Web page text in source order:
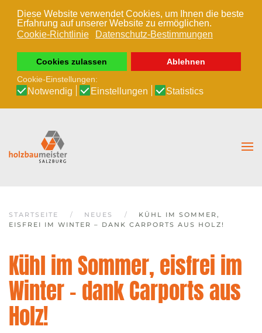
Diese Website verwendet Cookies, um Ihnen die beste
Erfahrung auf unserer Website zu ermöglichen.
Cookie-Richtlinie
Datenschutz-Bestimmungen
Cookies zulassen
Ablehnen
Cookie-Einstellungen:
Notwendig Einstellungen Statistics
Zum Hauptinhalt springen
STARTSEITE NEUES
KÜHL IM SOMMER,
EISFREI IM WINTER – DANK CARPORTS AUS HOLZ!
Kühl im Sommer, eisfrei im
Winter – dank Carports aus
Holz!